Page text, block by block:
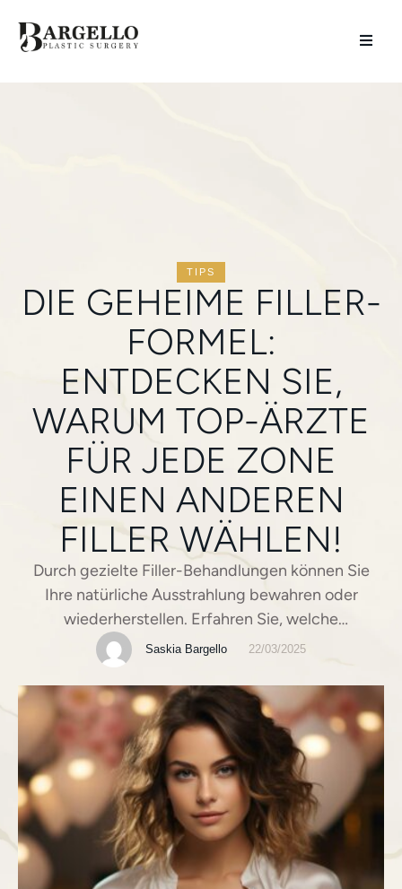
TIPS
DIE GEHEIME FILLER-
FORMEL:
ENTDECKEN SIE,
WARUM TOP-ÄRZTE
FÜR JEDE ZONE
EINEN ANDEREN
FILLER WÄHLEN!
Durch gezielte Filler-Behandlungen können Sie
Ihre natürliche Ausstrahlung bewahren oder
wiederherstellen. Erfahren Sie, welche
maßgeschneiderten Filler-Lösungen für
verschiedene Gesichtsbereiche zur Verfügung
stehen.
Saskia Bargello 22/03/2025